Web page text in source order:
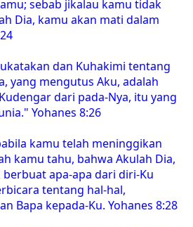
sebab jikalau kamu tidak
Dia, kamu akan mati dalam
dan Kuhakimi tentang
yang mengutus Aku, adalah
dari pada-Nya, itu yang
Yohanes 8:26
kamu telah meninggikan
kamu tahu, bahwa Akulah Dia,
apa-apa dari diri-Ku
tentang hal-hal,
Bapa kepada-Ku. Yohanes 8:28